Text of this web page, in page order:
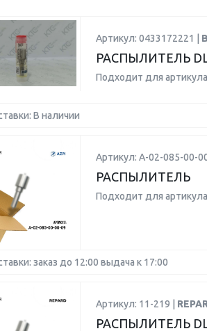
Артикул: 0433172221 |
РАСПЫЛИТЕЛЬ
Подходит для артикула
В наличии
Артикул: А-02-085-00-
РАСПЫЛИТЕЛЬ
Подходит для артикула
заказ до 12:00 выдача к 17:00
Артикул: 11-219 |
РАСПЫЛИТЕЛЬ